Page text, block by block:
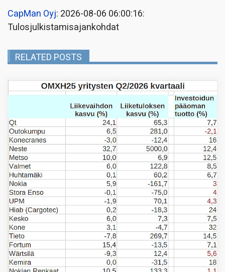
CapMan Oyj: 2026-08-06 06:00:16:
Tulosjulkistamisajankohdat
RELATED POSTS